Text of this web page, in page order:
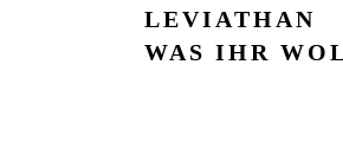
LEVIA­THAN
WAS IHR